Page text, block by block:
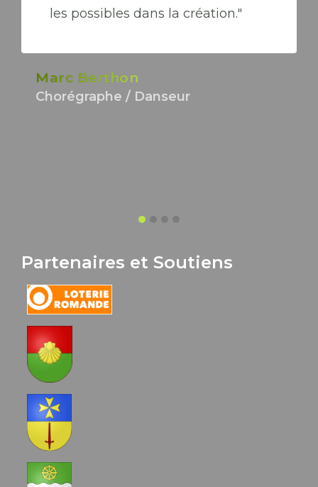
les possibles dans la création."
Marc Berthon
Chorégraphe / Danseur
Partenaires et Soutiens